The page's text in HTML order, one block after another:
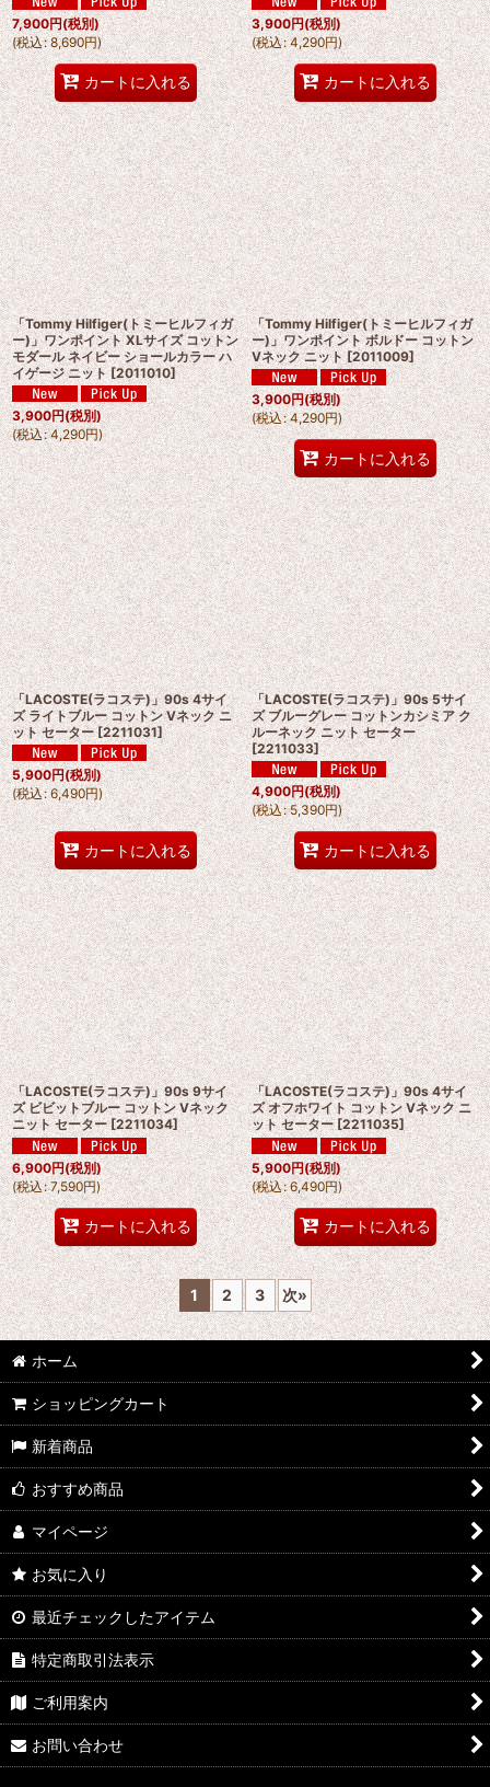
7,900円(税別)
(税込: 8,690円)
カートに入れる
3,900円(税別)
(税込: 4,290円)
カートに入れる
「Tommy Hilfiger(トミーヒルフィガ
ー)」ワンポイント XLサイズ コットン
モダール ネイビー ショールカラー ハ
イゲージ ニット [2011010]
3,900円(税別)
(税込: 4,290円)
「Tommy Hilfiger(トミーヒルフィガ
ー)」ワンポイント ボルドー コットン
Vネック ニット [2011009]
3,900円(税別)
(税込: 4,290円)
カートに入れる
「LACOSTE(ラコステ)」90s 4サイ
ズ ライトブルー コットン Vネック ニ
ット セーター [2211031]
5,900円(税別)
(税込: 6,490円)
カートに入れる
「LACOSTE(ラコステ)」90s 5サイ
ズ ブルーグレー コットンカシミア ク
ルーネック ニット セーター
[2211033]
4,900円(税別)
(税込: 5,390円)
カートに入れる
「LACOSTE(ラコステ)」90s 9サイ
ズ ビビットブルー コットン Vネック
ニット セーター [2211034]
6,900円(税別)
(税込: 7,590円)
カートに入れる
「LACOSTE(ラコステ)」90s 4サイ
ズ オフホワイト コットン Vネック ニ
ット セーター [2211035]
5,900円(税別)
(税込: 6,490円)
カートに入れる
1 2 3 次»
ホーム
ショッピングカート
新着商品
おすすめ商品
マイページ
お気に入り
最近チェックしたアイテム
特定商取引法表示
ご利用案内
お問い合わせ